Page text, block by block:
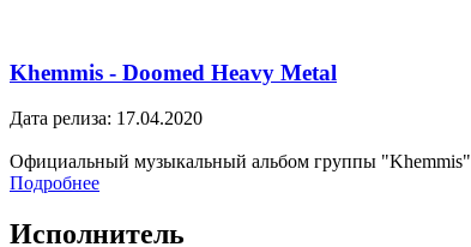
Khemmis - Doomed Heavy Metal
Дата релиза: 17.04.2020
Официальный музыкальный альбом группы "Khemmis"
Подробнее
Исполнитель